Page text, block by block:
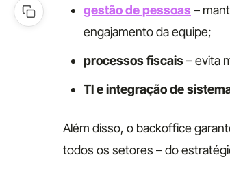
gestão de pessoas –
engajamento da equipe;
processos fiscais – evita
TI e integração de
Além disso, o backoffice
todos os setores – do